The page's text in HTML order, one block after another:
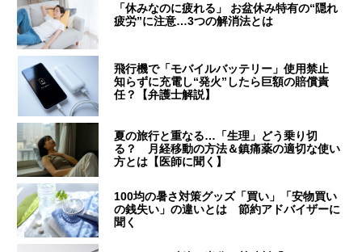
「休みなのに疲れる」 お盆休み特有の“隠れ
疲労”に注意…3つの解消法とは
飛行機で「モバイルバッテリー」使用禁止
知らずに充電し“発火”したら巨額の賠償責
任？【弁護士解説】
夏の旅行と重なる…「生理」どう乗り切
る？ 月経移動の方法＆鎮痛薬の適切な使い
方とは【医師に聞く】
100均の暑さ対策グッズ「買い」「安物買い
の銭失い」の違いとは 節約アドバイザーに
聞く